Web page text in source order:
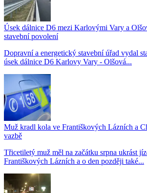
Úsek dálnice D6 mezi Karlovými Vary a
stavební povolení
Dopravní a energetický stavební úřad vydal
úsek dálnice D6 Karlovy Vary - Olšová...
Muž kradl kola ve Františkových Lázních a
vazbě
Třicetiletý muž měl na začátku srpna ukrást
Františkových Lázních a o den později také...